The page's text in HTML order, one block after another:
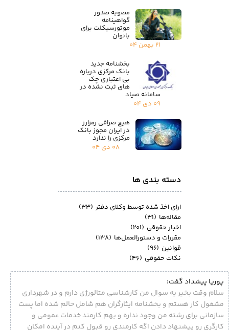
پوریا پیشداد گفت:
سلام وقت بخیر یه سوال من کارشناسی متالورژی دارم و در شهرداری
مشغول کار هستم و بخشنامه ایثارگران هم شامل حالم شده اما پست
سازمانی برای رشته من وجود نداره و بهم کارمند خدمات عمومی و
کارگری رو پیشنهاد دادن اگه کارمندی رو قبول کنم در آینده امکان
دسته بندی ها
مصوبه صدور
گواهینامه
موتورسیکلت برای
بانوان
۲۱ بهمن ۰۴
بخشنامه جدید
بانک مرکزی درباره
بی اعتباری چک
های ثبت نشده در
سامانه صیاد
۰۹ دی ۰۴
هیچ صرافی رمزارز
در ایران مجوز بانک
مرکزی را ندارد
۰۸ دی ۰۴
ارای اخذ شده توسط وکلای دفتر (۳۳)
مقاله‌ها (۳۱)
اخبار حقوقی (۲۰۱)
مقررات و دستورالعمل‌ها (۱۳۸)
قوانین (۹۶)
نکات حقوقی (۴۶)